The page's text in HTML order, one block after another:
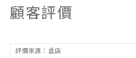
顧客評價